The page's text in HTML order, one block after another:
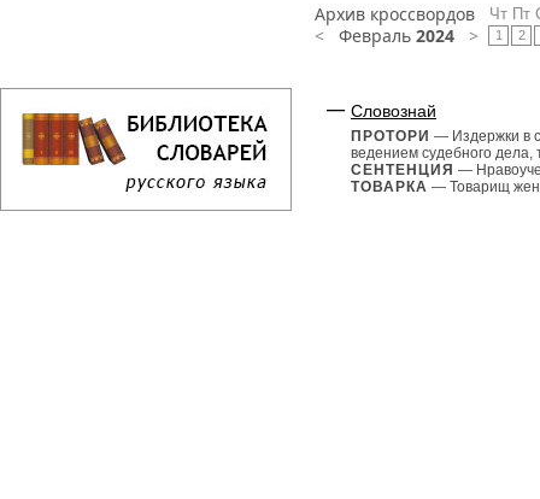
Архив кроссвордов
< Февраль 2024 >
Чт
1
Пт
2
Словознай
ПРОТОРИ — Издержки в
ведением судебного дела,
СЕНТЕНЦИЯ —
ТОВАРКА — Товарищ